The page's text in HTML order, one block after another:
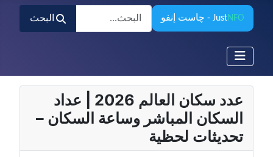
JustNFO - چاست إنفو
البحث
البحث
عدد سكان العالم 2026 | عداد
السكان المباشر وساعة السكان –
تحديثات لحظية